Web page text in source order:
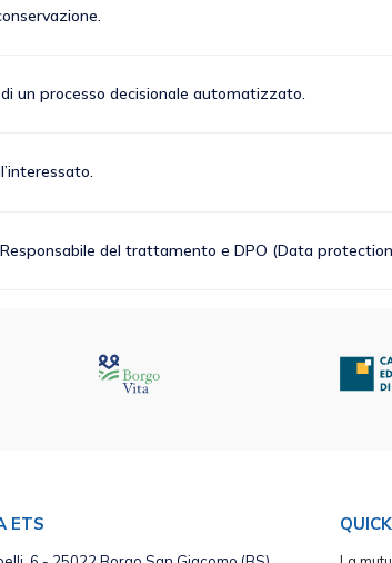
un processo decisionale automatizzato.
del trattamento e DPO (Data
ETS